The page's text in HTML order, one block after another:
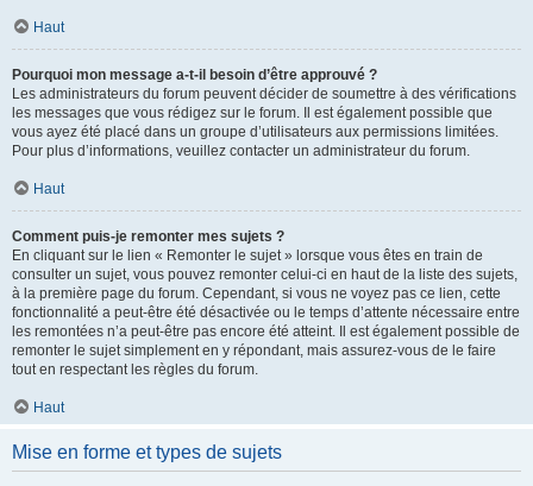
Haut
Pourquoi mon message a-t-il besoin d’être approuvé ?
Les administrateurs du forum peuvent décider de soumettre à des vérifications
les messages que vous rédigez sur le forum. Il est également possible que
vous ayez été placé dans un groupe d’utilisateurs aux permissions limitées.
Pour plus d’informations, veuillez contacter un administrateur du forum.
Haut
Comment puis-je remonter mes sujets ?
En cliquant sur le lien « Remonter le sujet » lorsque vous êtes en train de
consulter un sujet, vous pouvez remonter celui-ci en haut de la liste des sujets,
à la première page du forum. Cependant, si vous ne voyez pas ce lien, cette
fonctionnalité a peut-être été désactivée ou le temps d’attente nécessaire entre
les remontées n’a peut-être pas encore été atteint. Il est également possible de
remonter le sujet simplement en y répondant, mais assurez-vous de le faire
tout en respectant les règles du forum.
Haut
Mise en forme et types de sujets